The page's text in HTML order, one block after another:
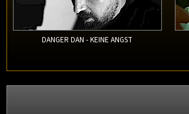
DANGER DAN - KEINE ANGST